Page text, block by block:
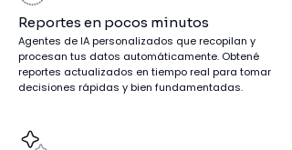
Reportes en pocos minutos
Agentes de IA personalizados que recopilan y
procesan tus datos automáticamente. Obtené
reportes actualizados en tiempo real para tomar
decisiones rápidas y bien fundamentadas.